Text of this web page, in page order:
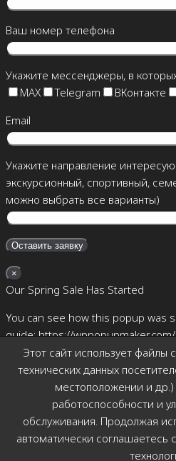
Этот сайт использует файлы
технических данных
местоположении и
работоспособности и
обслуживания. Продолжая
автоматически соглашаетесь
Ваш номер телефона
Укажите мессенджеры, в
MAX
Telegram ВКонтакте
Email
Укажите направление
экскурсионный, спортивный,
можно выбрать все варианты)
×
Our Spring Sale Has Started
You can see how this popup was
guide: https://
announcement-popups/
Позвоните мне